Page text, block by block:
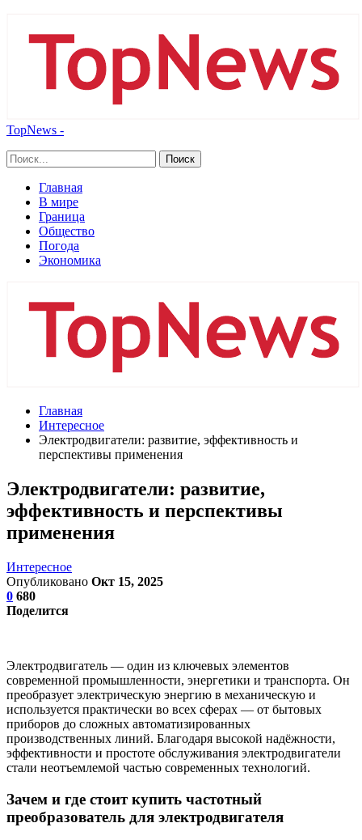
TopNews -
Главная
В мире
Граница
Общество
Погода
Экономика
Главная
Интересное
Электродвигатели: развитие, эффективность и
перспективы применения
Электродвигатели: развитие,
эффективность и перспективы
применения
Интересное
Опубликовано Окт 15, 2025
0 680
Поделится
Электродвигатель — один из ключевых элементов
современной промышленности, энергетики и транспорта. Он
преобразует электрическую энергию в механическую и
используется практически во всех сферах — от бытовых
приборов до сложных автоматизированных
производственных линий. Благодаря высокой надёжности,
эффективности и простоте обслуживания электродвигатели
стали неотъемлемой частью современных технологий.
Зачем и где стоит купить частотный
преобразователь для электродвигателя